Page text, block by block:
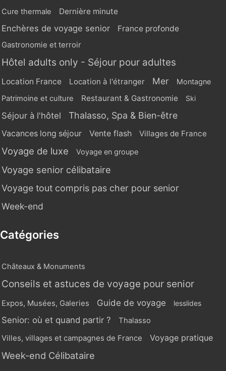
Cure thermale Dernière minute
Enchères de voyage senior
France profonde
Gastronomie et terroir
Hôtel adults only - Séjour pour adultes
Location France Location à l'étranger Mer Montagne
Patrimoine et culture Restaurant & Gastronomie Ski
Séjour à l'hôtel Thalasso, Spa & Bien-être
Vacances long séjour Vente flash Villages de France
Voyage de luxe Voyage en groupe
Voyage senior célibataire
Voyage tout compris pas cher pour senior
Week-end
Catégories
Châteaux & Monuments
Conseils et astuces de voyage pour senior
Expos, Musées, Galeries Guide de voyage lesslides
Senior: où et quand partir ? Thalasso
Villes, villages et campagnes de France Voyage pratique
Week-end Célibataire